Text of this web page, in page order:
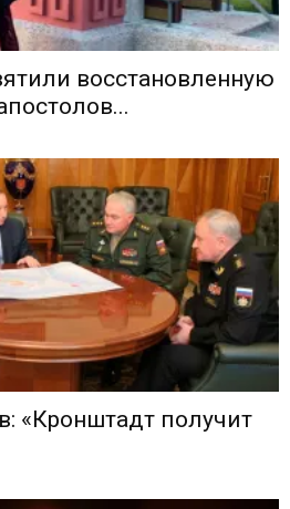
восстановленную
«Кронштадт получит